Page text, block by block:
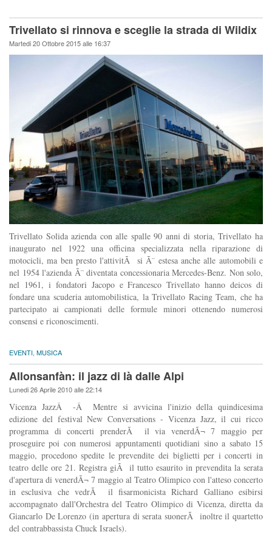
Trivellato si rinnova e sceglie la strada di Wildix
Martedi 20 Ottobre 2015 alle 16:37
Trivellato Solida azienda con alle spalle 90 anni di storia, Trivellato ha
inaugurato nel 1922 una officina specializzata nella riparazione di
motocicli, ma ben presto l'attivitÃ si Ã¨ estesa anche alle automobili e
nel 1954 l'azienda Ã¨ diventata concessionaria Mercedes-Benz. Non solo,
nel 1961, i fondatori Jacopo e Francesco Trivellato hanno deicos di
fondare una scuderia automobilistica, la Trivellato Racing Team, che ha
partecipato ai campionati delle formule minori ottenendo numerosi
consensi e riconoscimenti.
EVENTI MUSICA
Allonsanfàn: il jazz di là dalle Alpi
Lunedi 26 Aprile 2010 alle 22:14
Vicenza JazzÂ -Â Mentre si avvicina l'inizio della quindicesima
edizione del festival New Conversations - Vicenza Jazz, il cui ricco
programma di concerti prenderÃ il via venerdÃ¬ 7 maggio per
proseguire poi con numerosi appuntamenti quotidiani sino a sabato 15
maggio, procedono spedite le prevendite dei biglietti per i concerti in
teatro delle ore 21. Registra giÃ il tutto esaurito in prevendita la serata
d'apertura di venerdÃ¬ 7 maggio al Teatro Olimpico con l'atteso concerto
in esclusiva che vedrÃ il fisarmonicista Richard Galliano esibirsi
accompagnato dall'Orchestra del Teatro Olimpico di Vicenza, diretta da
Giancarlo De Lorenzo (in apertura di serata suonerÃ inoltre il quartetto
del contrabbassista Chuck Israels).